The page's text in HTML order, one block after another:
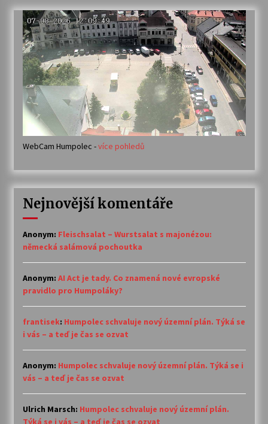
WebCam Humpolec -více pohledů
Nejnovější komentáře
Anonym: Fleischsalat – Wurstsalat s majonézou:
německá salámová pochoutka
Anonym: AI Act je tady. Co znamená nové evropské
pravidlo pro Humpoláky?
frantisek: Humpolec schvaluje nový územní plán. Týká se
i vás – a teď je čas se ozvat
Anonym: Humpolec schvaluje nový územní plán. Týká se i
vás – a teď je čas se ozvat
Ulrich Marsch: Humpolec schvaluje nový územní plán.
Týká se i vás – a teď je čas se ozvat